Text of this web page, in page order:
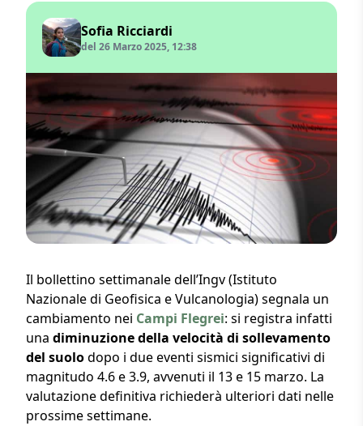
Sofia Ricciardi
del 26 Marzo 2025, 12:38
Il bollettino settimanale dell’Ingv (Istituto
Nazionale di Geofisica e Vulcanologia) segnala un
cambiamento nei Campi Flegrei: si registra infatti
una diminuzione della velocità di sollevamento
del suolodopo i due eventi sismici significativi di
magnitudo 4.6 e 3.9, avvenuti il 13 e 15 marzo. La
valutazione definitiva richiederà ulteriori dati nelle
prossime settimane.